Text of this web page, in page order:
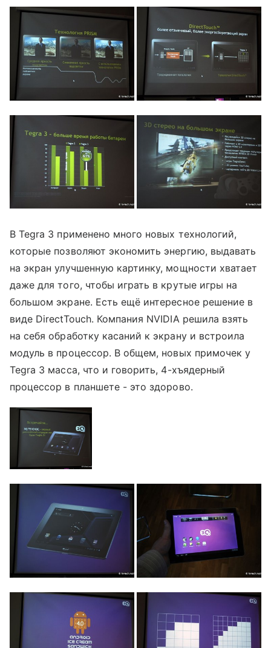
В Tegra 3 применено много новых технологий,
которые позволяют экономить энергию, выдавать
на экран улучшенную картинку, мощности хватает
даже для того, чтобы играть в крутые игры на
большом экране. Есть ещё интересное решение в
виде DirectTouch. Компания NVIDIA решила взять
на себя обработку касаний к экрану и встроила
модуль в процессор. В общем, новых примочек у
Tegra 3 масса, что и говорить, 4-хъядерный
процессор в планшете - это здорово.